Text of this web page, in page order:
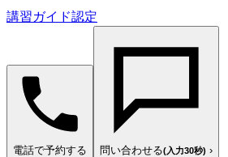
講習ガイド認定
電話で予約する 問い合わせる(入力30秒) ›